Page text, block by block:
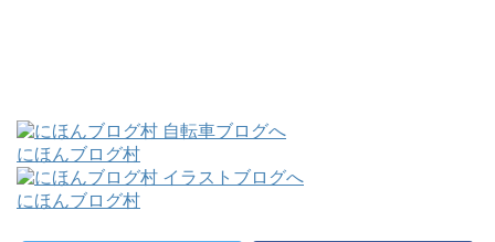
にほんブログ村
にほんブログ村